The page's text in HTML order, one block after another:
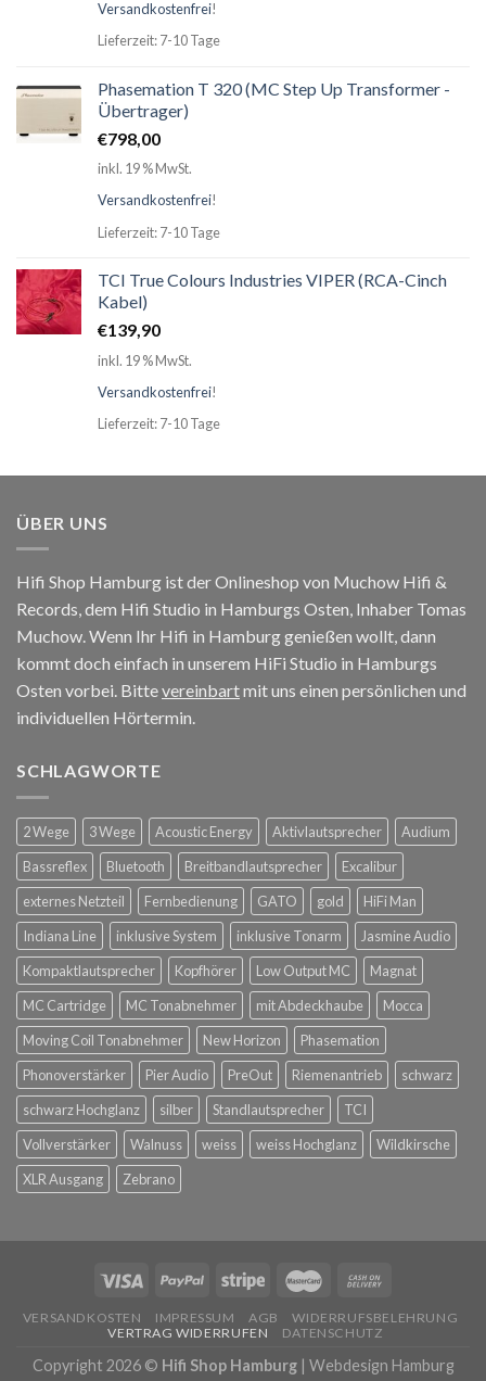
Versandkostenfrei!
Lieferzeit: 7-10 Tage
Phasemation T 320 (MC Step Up Transformer -
Übertrager)
€798,00
inkl. 19 % MwSt.
Versandkostenfrei!
Lieferzeit: 7-10 Tage
TCI True Colours Industries VIPER (RCA-Cinch
Kabel)
€139,90
inkl. 19 % MwSt.
Versandkostenfrei!
Lieferzeit: 7-10 Tage
ÜBER UNS
Hifi Shop Hamburg ist der Onlineshop von Muchow Hifi &
Records, dem Hifi Studio in Hamburgs Osten, Inhaber Tomas
Muchow. Wenn Ihr Hifi in Hamburg genießen wollt, dann
kommt doch einfach in unserem HiFi Studio in Hamburgs
Osten vorbei. Bittevereinbartmit uns einen persönlichen und
individuellen Hörtermin.
SCHLAGWORTE
2 Wege 3 Wege Acoustic Energy Aktivlautsprecher
Audium
Bassreflex
Bluetooth Breitbandlautsprecher
Excalibur
externes Netzteil
Fernbedienung GATO gold
HiFi Man
Indiana Line
inklusive System inklusive Tonarm
Jasmine Audio
Kompaktlautsprecher
Kopfhörer Low Output MC
Magnat
MC Cartridge
MC Tonabnehmer mit Abdeckhaube
Mocca
Moving Coil Tonabnehmer
New Horizon
Phasemation
Phonoverstärker
Pier Audio PreOut Riemenantrieb
schwarz
schwarz Hochglanz
silber Standlautsprecher
TCI
Vollverstärker
Walnuss weiss weiss Hochglanz
Wildkirsche
XLR Ausgang
Zebrano
VERSANDKOSTEN IMPRESSUM AGB
WIDERRUFSBELEHRUNG
VERTRAG WIDERRUFEN
DATENSCHUTZ
Copyright 2026 © Hifi Shop Hamburg| Webdesign Hamburg